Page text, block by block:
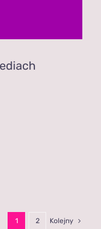
1 2 Kolejny